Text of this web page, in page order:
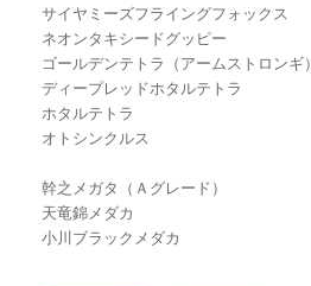
サイヤミーズフライングフォックス
ネオンタキシードグッピー
ゴールデンテトラ（アームストロンギ）
ディープレッドホタルテトラ
ホタルテトラ
オトシンクルス
幹之メガタ（Ａグレード）
天竜錦メダカ
小川ブラックメダカ